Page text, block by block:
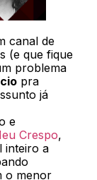
canal de
(e que fique
problema
pra
já
e
Crespo,
inteiro a
o menor